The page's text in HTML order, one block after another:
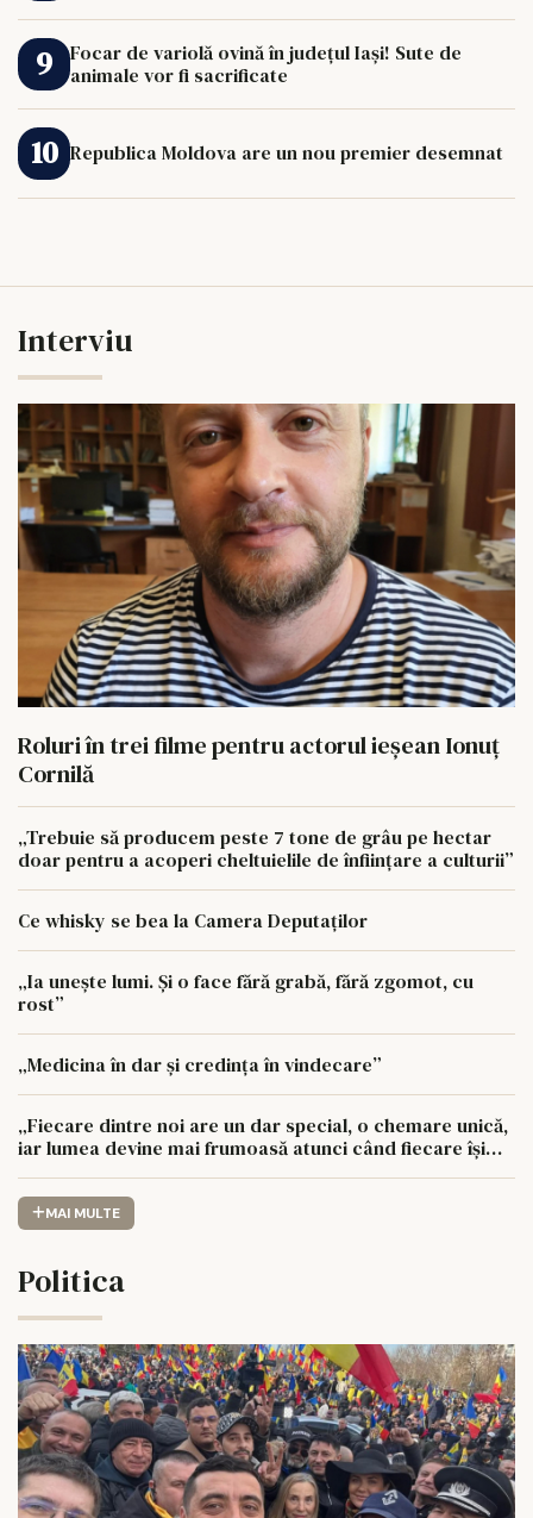
Focar de variolă ovină în județul Iași! Sute de
animale vor fi sacrificate
Republica Moldova are un nou premier desemnat
Interviu
Roluri în trei filme pentru actorul ieşean Ionuţ
Cornilă
„Trebuie să producem peste 7 tone de grâu pe hectar
doar pentru a acoperi cheltuielile de înființare a culturii”
Ce whisky se bea la Camera Deputaților
„Ia unește lumi. Și o face fără grabă, fără zgomot, cu
rost”
„Medicina în dar și credința în vindecare”
„Fiecare dintre noi are un dar special, o chemare unică,
iar lumea devine mai frumoasă atunci când fiecare își
MAI MULTE
Politica